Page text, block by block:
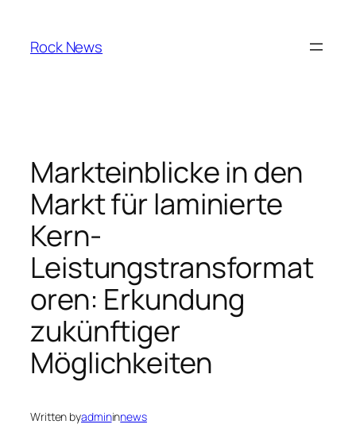
content
Rock News
Markteinblicke in den
Markt für laminierte
Kern-
Leistungstransformat
oren: Erkundung
zukünftiger
Möglichkeiten
Written byadmininnews